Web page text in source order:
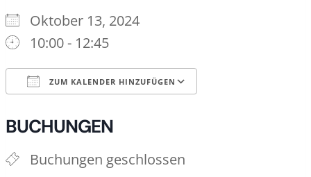
Oktober 13, 2024
10:00 - 12:45
ZUM KALENDER HINZUFÜGEN
BUCHUNGEN
Buchungen geschlossen